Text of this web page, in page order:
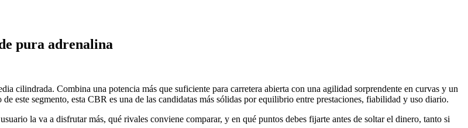
pura adrenalina
cilindrada. Combina una potencia más que suficiente para carretera abierta con una agilidad sorprendente en curvas y un
este segmento, esta CBR es una de las candidatas más sólidas por equilibrio entre prestaciones, fiabilidad y uso diario.
la va a disfrutar más, qué rivales conviene comparar, y en qué puntos debes fijarte antes de soltar el dinero, tanto si